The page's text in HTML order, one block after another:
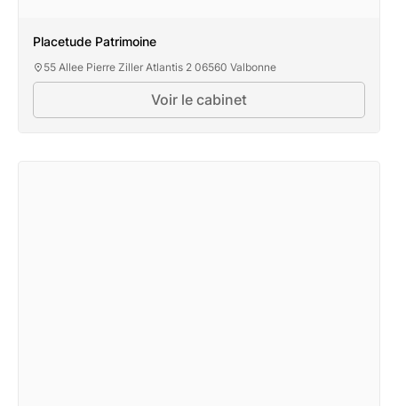
Placetude Patrimoine
55 Allee Pierre Ziller Atlantis 2 06560 Valbonne
Voir le cabinet